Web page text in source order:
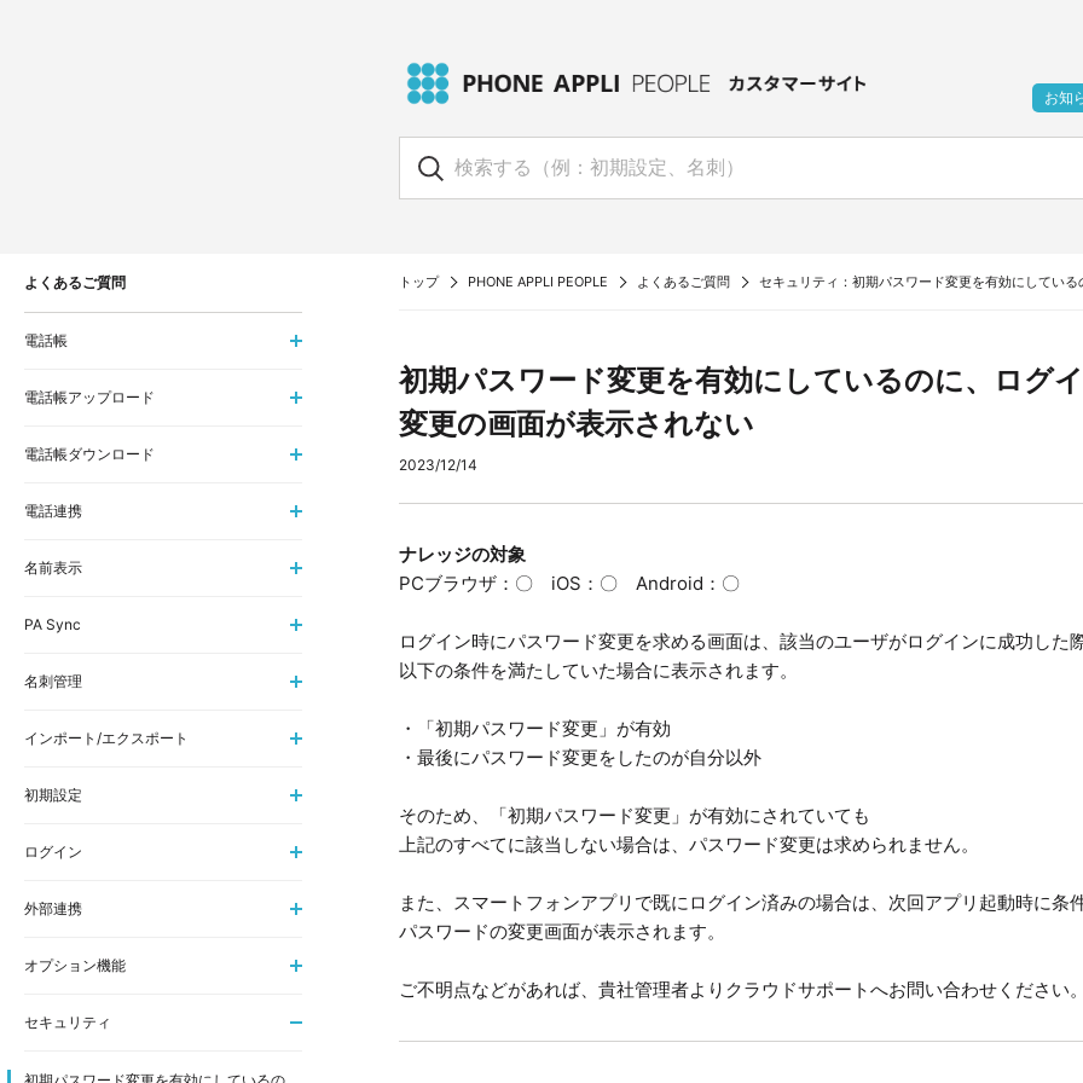
お知
トップ PHONE APPLI PEOPLE よくあるご質問 セキュリティ：初期パスワード変更を有効にしてい
初期パスワード変更を有効にしているのに、ログ
変更の画面が表示されない
2023/12/14
ナレッジの対象
PCブラウザ：〇 iOS：〇 Android：〇
ログイン時にパスワード変更を求める画面は、該当のユーザがログインに成功した
以下の条件を満たしていた場合に表示されます。
・「初期パスワード変更」が有効
・最後にパスワード変更をしたのが自分以外
そのため、「初期パスワード変更」が有効にされていても
上記のすべてに該当しない場合は、パスワード変更は求められません。
また、スマートフォンアプリで既にログイン済みの場合は、次回アプリ起動時に条
パスワードの変更画面が表示されます。
ご不明点などがあれば、貴社管理者よりクラウドサポートへお問い合わせください。
よくあるご質問
電話帳
電話帳アップロード
電話帳ダウンロード
電話連携
名前表示
PA Sync
名刺管理
インポート/エクスポート
初期設定
ログイン
外部連携
オプション機能
セキュリティ